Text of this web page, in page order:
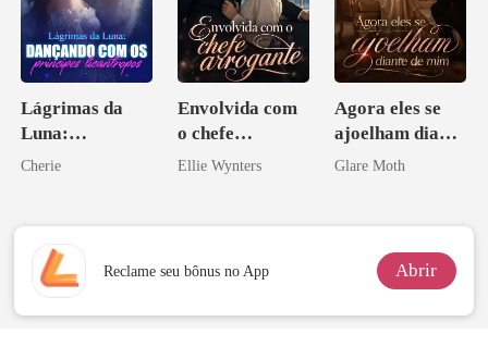
Lágrimas da
Luna:
Dançando com
Cherie
Envolvida com
o chefe
arrogante
Ellie Wynters
Agora eles se
ajoelham diante
de mim
Glare Moth
Reclame seu bônus no App Abrir